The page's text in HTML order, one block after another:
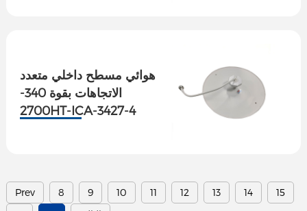
هوائي مسطح داخلي متعدد
الاتجاهات بقوة 340-
2700HT-ICA-3427-4
Prev 8 9 10 11 12 13 14
15